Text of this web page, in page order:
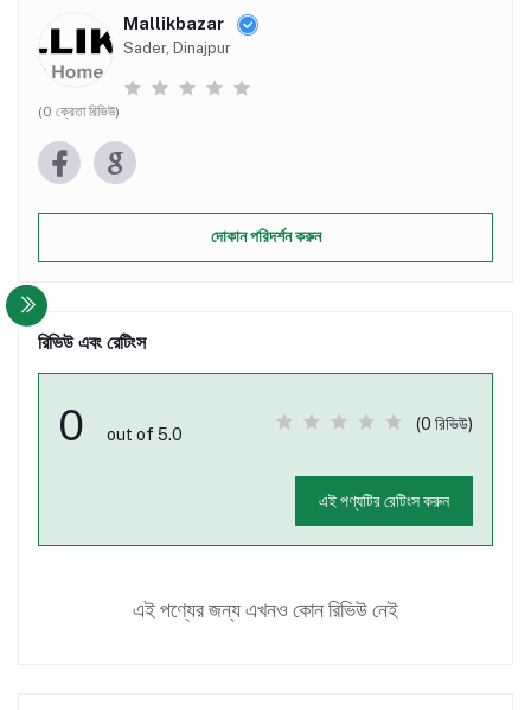
Mallikbazar
Sader, Dinajpur
(0 ক্রেতা রিভিউ)
দোকান পরিদর্শন করুন
রিভিউ এবং রেটিংস
0 out of 5.0
(0 রিভিউ)
এই পণ্যটির রেটিংস করুন
এই পণ্যের জন্য এখনও কোন রিভিউ নেই